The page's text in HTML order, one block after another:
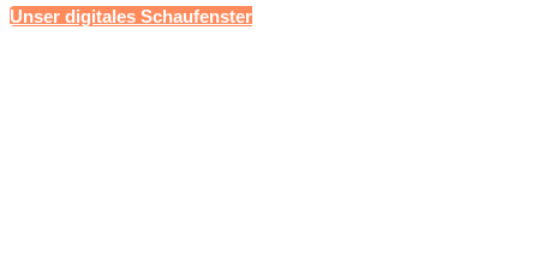
Unser digitales Schaufenster